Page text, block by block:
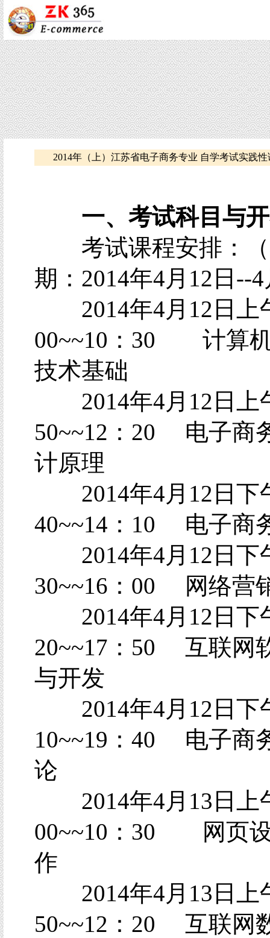
2014年（上）江苏省电子商务专业 自学考试实践
一、考试科目与
考试课程安排：（
期：2014年4月12日--
2014年4月12日
00~~10：30 计算
技术基础
2014年4月12日上
50~~12：20 电子商
计原理
2014年4月12日下
40~~14：10 电子商
2014年4月12日下
30~~16：00 网络营
2014年4月12日下
20~~17：50 互联网
与开发
2014年4月12日下
10~~19：40 电子商
论
2014年4月13日
00~~10：30 网页
作
2014年4月13日上
50~~12：20 互联网